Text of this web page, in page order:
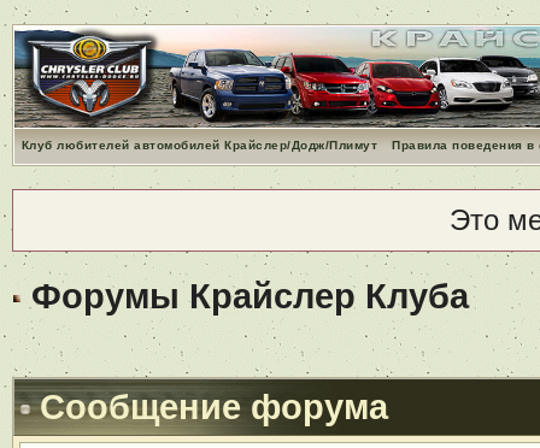
Клуб любителей автомобилей Крайслер/Додж/Плимут Правила поведения
Это
Форумы Крайслер Клуба
Сообщение форума